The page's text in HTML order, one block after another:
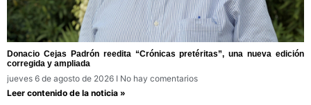
Donacio Cejas Padrón reedita “Crónicas pretéritas”, una nueva edición
corregida y ampliada
jueves 6 de agosto de 2026
No hay comentarios
Leer contenido de la noticia »